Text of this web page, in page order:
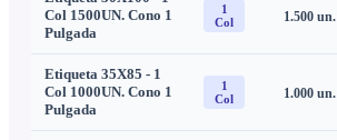
Col 1500UN. Cono 1
Pulgada
1
Col
1.500un.
Etiqueta 35X85 - 1
Col 1000UN. Cono 1
Pulgada
1
Col
1.000un.